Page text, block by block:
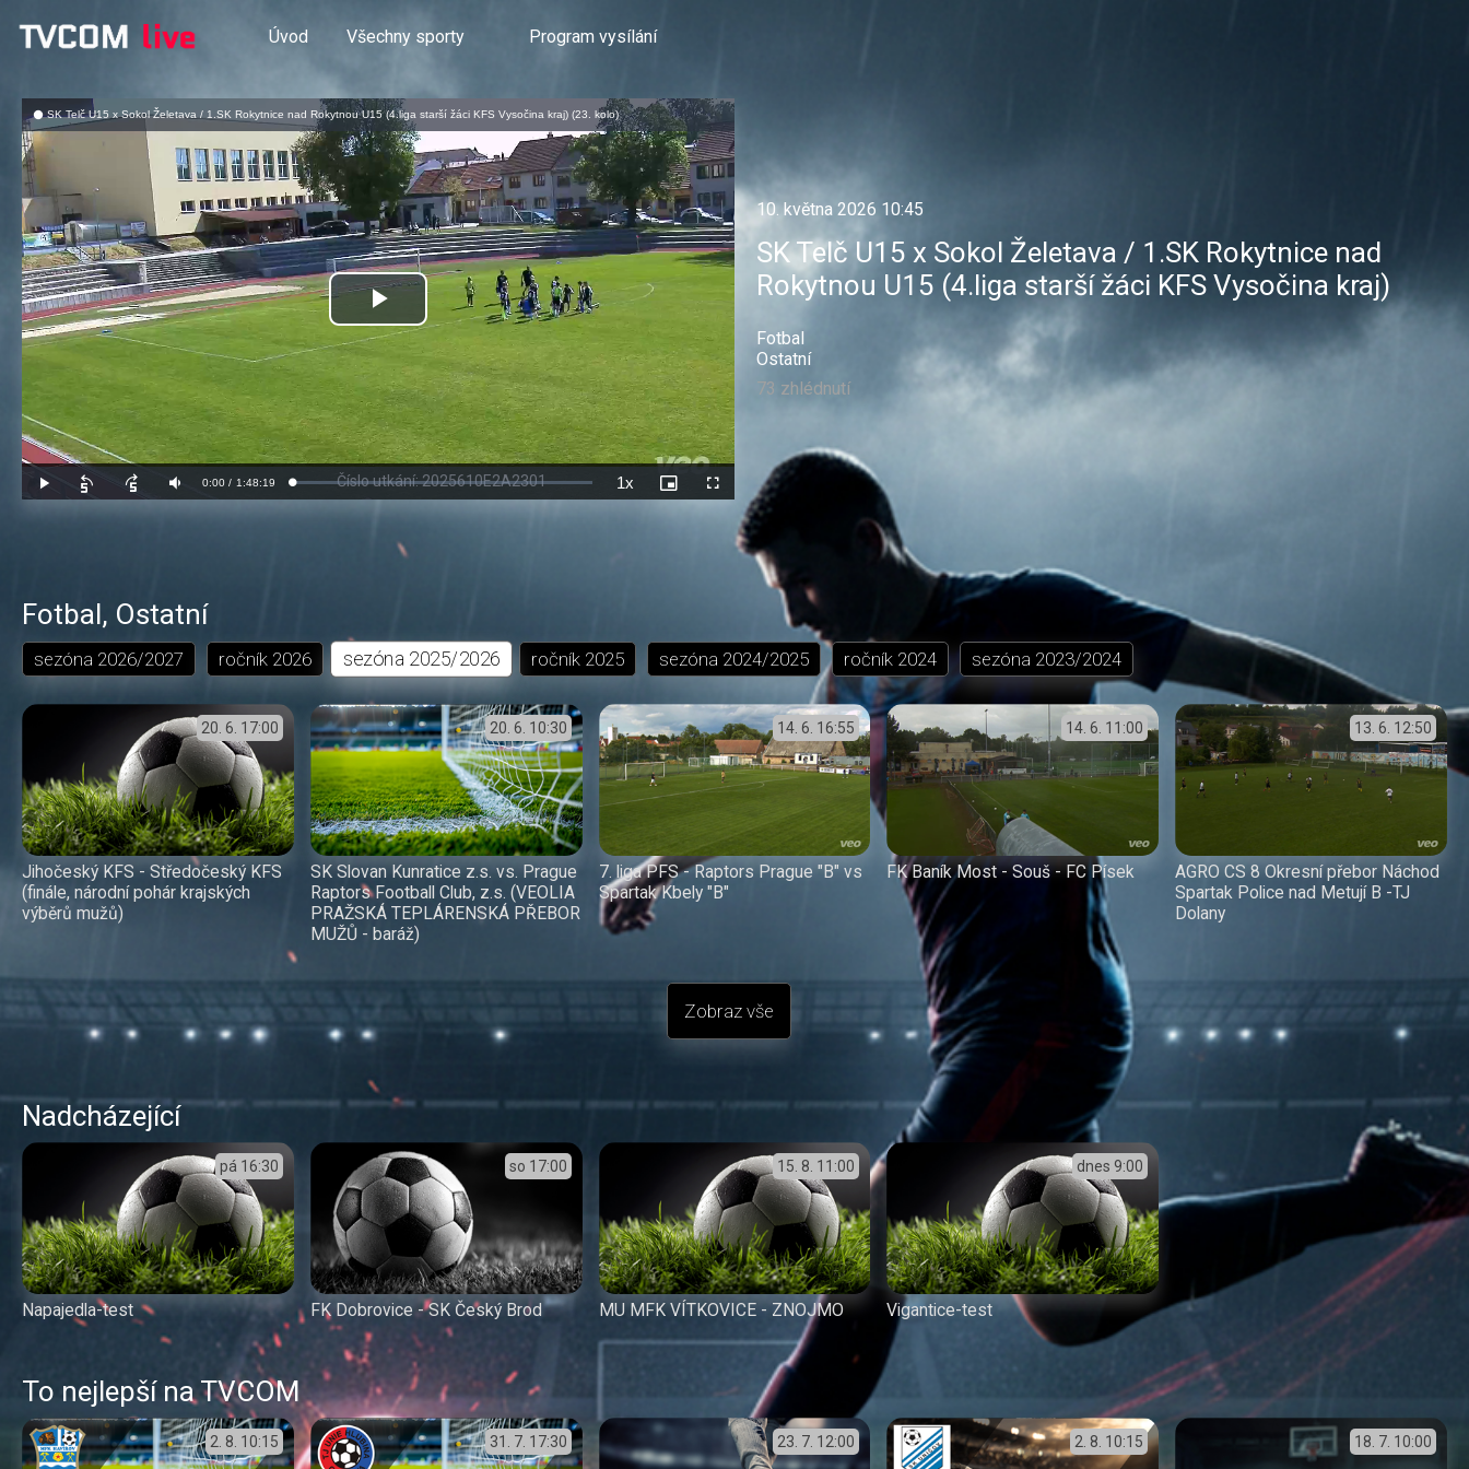
Úvod Všechny sporty Program vysílání
Číslo utkání: 2025610E2A2301
Přehrát
video
Přehrát
Posunout
dozadu
Posunout
dopředu
ZtlumitAktuální
0:00 / Doba
1:48:19 Načteno:
0.19%
1xRychlost
přehrávání
Picture-
in-
Celá
obrazovka
SK Telč U15 x Sokol Želetava / 1.SK Rokytnice nad Rokytnou U15 (4.liga starší žáci KFS Vysočina kraj) (23. kolo)
10. května 2026 10:45
SK Telč U15 x Sokol Želetava / 1.SK Rokytnice nad
Rokytnou U15 (4.liga starší žáci KFS Vysočina kraj)
Fotbal
Ostatní
73 zhlédnutí
Fotbal, Ostatní
sezóna 2026/2027 ročník 2026 sezóna 2025/2026 ročník 2025 sezóna 2024/2025 ročník 2024 sezóna 2023/2024
20. 6. 17:00
Jihočeský KFS - Středočeský KFS
(finále, národní pohár krajských
výběrů mužů)
20. 6. 10:30
SK Slovan Kunratice z.s. vs. Prague
Raptors Football Club, z.s. (VEOLIA
PRAŽSKÁ TEPLÁRENSKÁ PŘEBOR
MUŽŮ - baráž)
14. 6. 16:55
7. liga PFS - Raptors Prague "B" vs
Spartak Kbely "B"
14. 6. 11:00
FK Baník Most - Souš - FC Písek
13. 6. 12:50
AGRO CS 8 Okresní přebor Náchod
Spartak Police nad Metují B -TJ
Dolany
Zobraz vše
Nadcházející
pá 16:30
Napajedla-test
so 17:00
FK Dobrovice - SK Český Brod
15. 8. 11:00
MU MFK VÍTKOVICE - ZNOJMO
dnes 9:00
Vigantice-test
To nejlepší na TVCOM
2. 8. 10:15 31. 7. 17:30 23. 7. 12:00 2. 8. 10:15 18. 7. 10:00